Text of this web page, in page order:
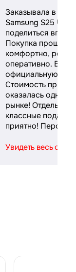
Заказывала в этом
Samsung S25 Ultra
поделиться
Покупка прошла
комфортно,
оперативно.
официальную
Стоимость при
оказалась одной
рынке! Отдельное
классные подарки
приятно! Персонал
Увидеть весь отзыв